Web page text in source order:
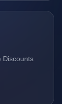
Discounts